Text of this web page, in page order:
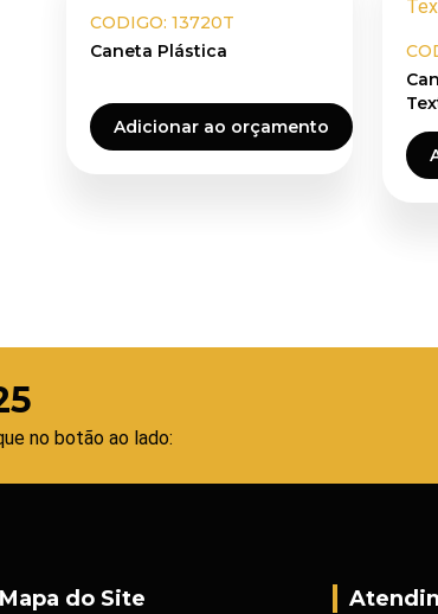
CODIGO: 13720T
Caneta Plástica
Adicionar ao orçamento
no botão ao lado:
Mapa do Site